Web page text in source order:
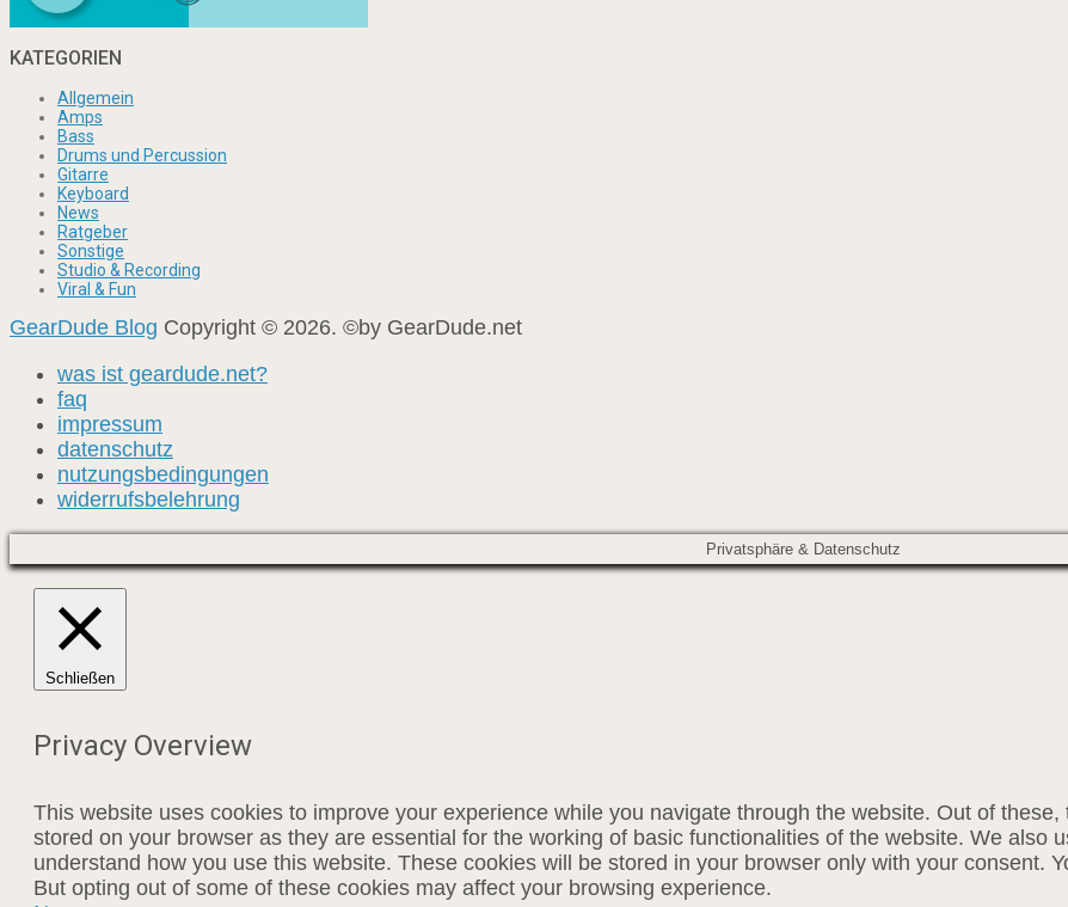
KATEGORIEN
Allgemein
Amps
Bass
Drums und Percussion
Gitarre
Keyboard
News
Ratgeber
Sonstige
Studio & Recording
Viral & Fun
GearDude Blog Copyright © 2026. ©by GearDude.net
was ist geardude.net?
faq
impressum
datenschutz
nutzungsbedingungen
widerrufsbelehrung
Privatsphäre & Datenschutz
Schließen
Privacy Overview
This website uses cookies to improve your experience while you navigate through the website. Out of
stored on your browser as they are essential for the working of basic functionalities of the website. We also
understand how you use this website. These cookies will be stored in your browser only with your consent.
But opting out of some of these cookies may affect your browsing experience.